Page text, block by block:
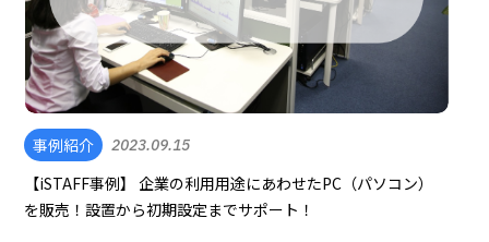
事例紹介 2023.09.15
【iSTAFF事例】 企業の利用用途にあわせたPC（パソコン）
を販売！設置から初期設定までサポート！